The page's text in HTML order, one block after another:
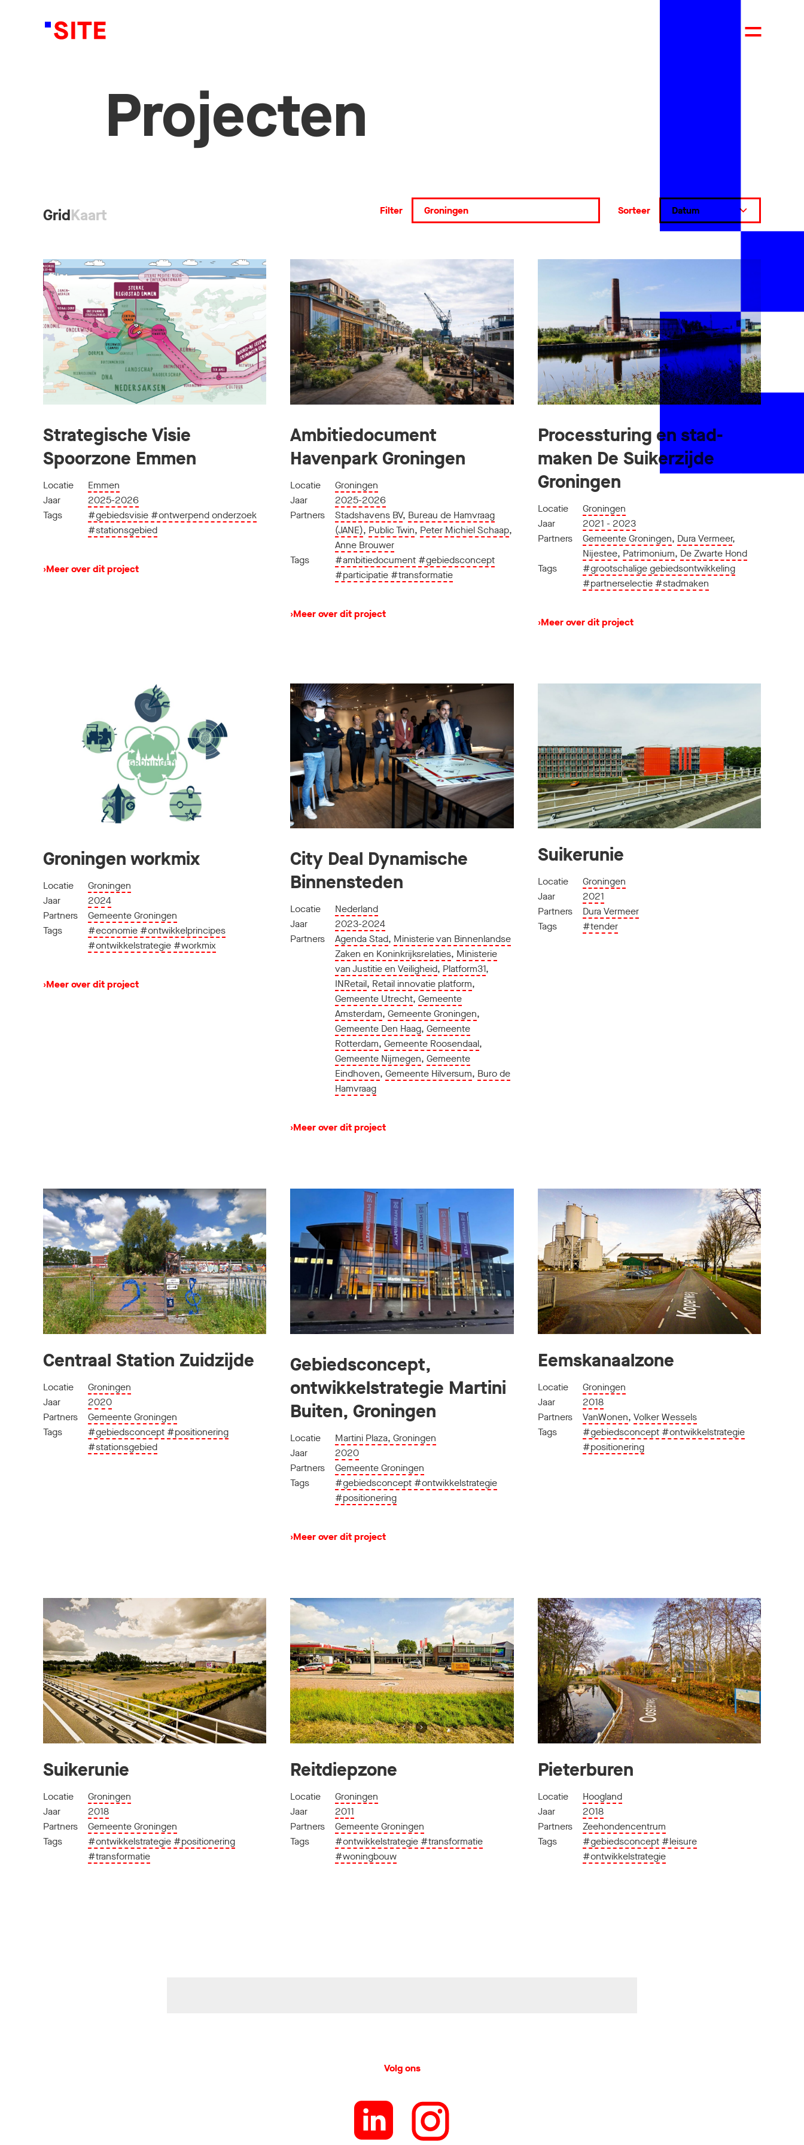
Projecten
GridKaart Filter Sorteer
Strategische Visie
Spoorzone Emmen
Locatie
Emmen
Jaar
2025-2026
Tags
#gebiedsvisie #ontwerpend onderzoek
#stationsgebied
›Meer over dit project
Ambitiedocument
Havenpark Groningen
Locatie
Groningen
Jaar
2025-2026
Partners
Stadshavens BV, Bureau de Hamvraag
(JANE), Public Twin, Peter Michiel Schaap,
Anne Brouwer
Tags
#ambitiedocument #gebiedsconcept
#participatie #transformatie
›Meer over dit project
Processturing en stad-
maken De Suikerzijde
Groningen
Locatie
Groningen
Jaar
2021 - 2023
Partners
Gemeente Groningen, Dura Vermeer,
Nijestee, Patrimonium, De Zwarte Hond
Tags
#grootschalige gebiedsontwikkeling
#partnerselectie #stadmaken
›Meer over dit project
Groningen workmix
Locatie
Groningen
Jaar
2024
Partners
Gemeente Groningen
Tags
#economie #ontwikkelprincipes
#ontwikkelstrategie #workmix
›Meer over dit project
City Deal Dynamische
Binnensteden
Locatie
Nederland
Jaar
2023-2024
Partners
Agenda Stad, Ministerie van Binnenlandse
Zaken en Koninkrijksrelaties, Ministerie
van Justitie en Veiligheid, Platform31,
INRetail, Retail innovatie platform,
Gemeente Utrecht,Gemeente
Amsterdam,Gemeente Groningen,
Gemeente Den Haag,Gemeente
Rotterdam,Gemeente Roosendaal,
Gemeente Nijmegen,Gemeente
Eindhoven,Gemeente Hilversum, Buro de
Hamvraag
›Meer over dit project
Suikerunie
Locatie
Groningen
Jaar
2021
Partners
Dura Vermeer
Tags
#tender
Centraal Station Zuidzijde
Locatie
Groningen
Jaar
2020
Partners
Gemeente Groningen
Tags
#gebiedsconcept #positionering
#stationsgebied
Gebiedsconcept,
ontwikkelstrategie Martini
Buiten, Groningen
Locatie
Martini Plaza, Groningen
Jaar
2020
Partners
Gemeente Groningen
Tags
#gebiedsconcept #ontwikkelstrategie
#positionering
›Meer over dit project
Eemskanaalzone
Locatie
Groningen
Jaar
2018
Partners
VanWonen, Volker Wessels
Tags
#gebiedsconcept #ontwikkelstrategie
#positionering
Suikerunie
Locatie
Groningen
Jaar
2018
Partners
Gemeente Groningen
Tags
#ontwikkelstrategie #positionering
#transformatie
Reitdiepzone
Locatie
Groningen
Jaar
2011
Partners
Gemeente Groningen
Tags
#ontwikkelstrategie #transformatie
#woningbouw
Pieterburen
Locatie
Hoogland
Jaar
2018
Partners
Zeehondencentrum
Tags
#gebiedsconcept #leisure
#ontwikkelstrategie
Volg ons